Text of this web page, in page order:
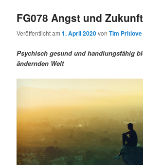
r
m
ä
r
n
e
u
n
d
r
t
a
s
n
a
v
g
a
t
i
o
n
FG078 Angst und Zukunft
Veröffentlicht am1. April 2020vonTim Pritlove
Psychisch gesund und handlungsfähig
ändernden Welt